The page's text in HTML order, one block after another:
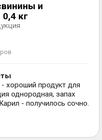
и
кг
хороший продукт для
однородная, запах
- получилось сочно.